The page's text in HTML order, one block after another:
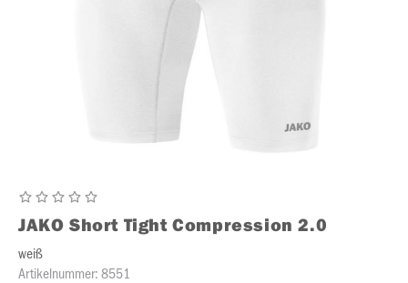
JAKO Short Tight Compression 2.0
weiß
Artikelnummer:8551